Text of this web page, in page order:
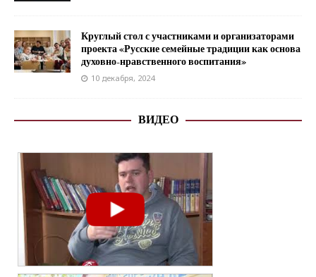
Круглый стол с участниками и организаторами
проекта «Русские семейные традиции как основа
духовно-нравственного воспитания»
10 декабря, 2024
ВИДЕО